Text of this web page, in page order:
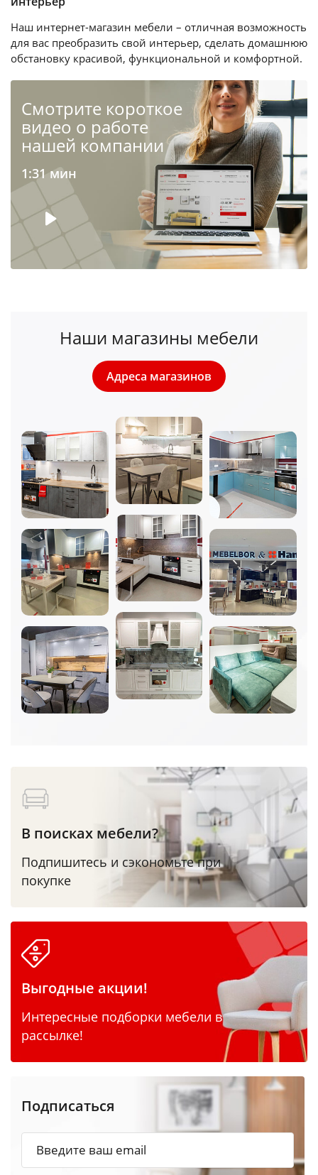
Наш интернет-магазин мебели – отличная возможность
для вас преобразить свой интерьер, сделать домашнюю
обстановку красивой, функциональной и комфортной.
Cмотрите короткое
видео о работе
нашей компании
1:31 мин
Наши магазины мебели
Адреса магазинов
В поисках мебели?
Подпишитесь и сэкономьте при
покупке
Выгодные акции!
Интересные подборки мебели в
рассылке!
Подписаться